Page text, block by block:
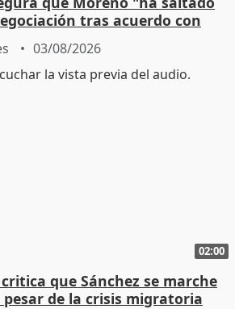
tras acuerdo con
03/08/2026
02:00
que Sánchez se marche
pesar de la crisis migratoria